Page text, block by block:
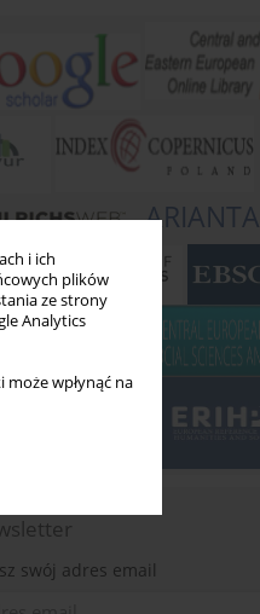
i ich
plików
ze strony
Analytics
wpłynąć na
ARIANTA
swój adres email